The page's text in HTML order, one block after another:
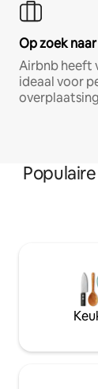
Op zoek
Airbnb heeft
ideaal voor